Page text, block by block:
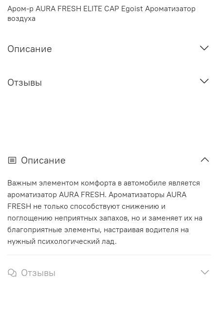
Аром-р AURA FRESH ELITE CAP Egoist Ароматизатор
воздуха
Описание
Отзывы
Описание
Важным элементом комфорта в автомобиле является
ароматизатор AURA FRESH. Ароматизаторы AURA
FRESH не только способствуют снижению и
поглощению неприятных запахов, но и заменяет их на
благоприятные элементы, настраивая водителя на
нужный психологический лад.
Отзывы